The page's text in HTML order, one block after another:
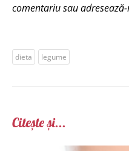
comentariu sau
dieta legume
Citește și...